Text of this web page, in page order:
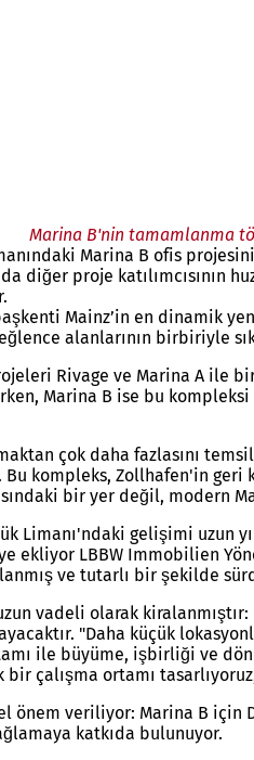
Marina B'nin tamamlanma
Marina B ofis
diğer proje katılımcısının
Mainz’in en dinamik
alanlarının birbiriyle
Rivage ve Marina A
Marina B ise bu
çok daha fazlasını
kompleks, Zollhafen'in
bir yer değil, modern
Limanı'ndaki gelişimi
ekliyor LBBW Immobilien
ve tutarlı bir şekilde
vadeli olarak
"Daha küçük
ile büyüme, işbirliği ve
çalışma ortamı
veriliyor: Marina B için
katkıda bulunuyor.